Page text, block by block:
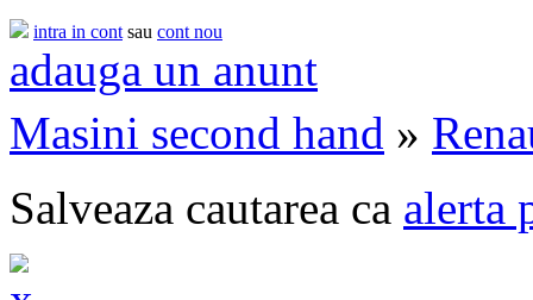
intra in cont sau cont nou
adauga un anunt
Masini second hand »
Salveaza cautarea ca alerta